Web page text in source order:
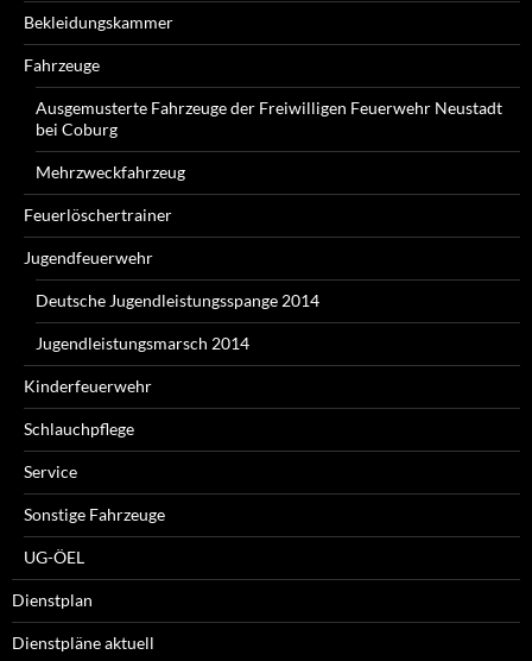
Bekleidungskammer
Fahrzeuge
Ausgemusterte Fahrzeuge der Freiwilligen Feuerwehr Neustadt
bei Coburg
Mehrzweckfahrzeug
Feuerlöschertrainer
Jugendfeuerwehr
Deutsche Jugendleistungsspange 2014
Jugendleistungsmarsch 2014
Kinderfeuerwehr
Schlauchpflege
Service
Sonstige Fahrzeuge
UG-ÖEL
Dienstplan
Dienstpläne aktuell